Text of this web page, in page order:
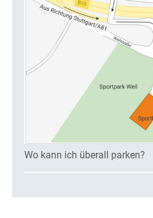
Wo kann ich überall parken?